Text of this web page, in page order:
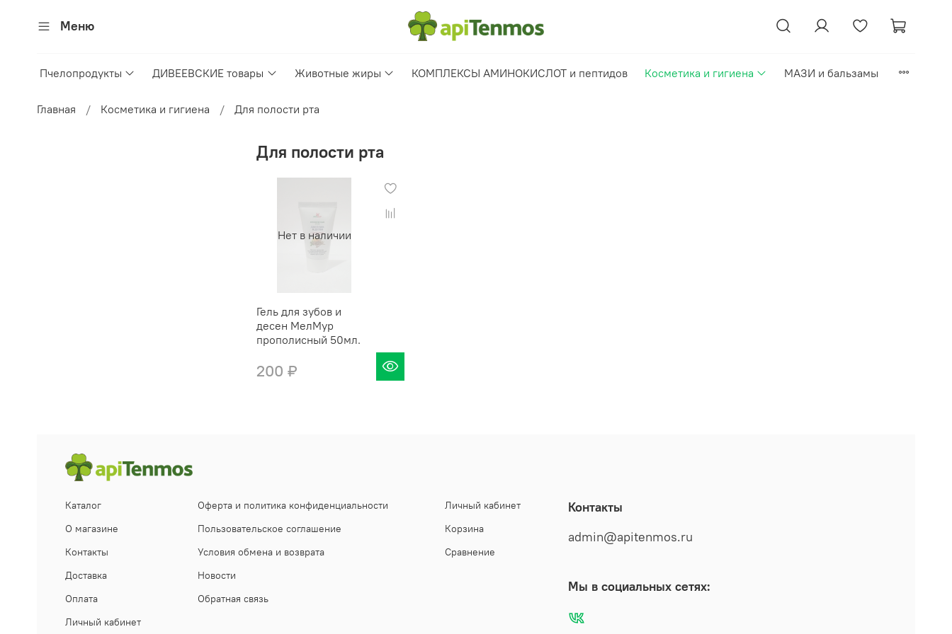
Меню
Пчелопродукты ДИВЕЕВСКИЕ товары Животные жиры КОМПЛЕКСЫ АМИНОКИСЛОТ и пептидов Косметика и гигиена МАЗИ и бальзамы
Главная Косметика и гигиена Для полости рта
Для полости рта
Нет в наличии
Гель для зубов и
десен МелМур
прополисный 50мл.
200 ₽
Каталог
О магазине
Контакты
Доставка
Оплата
Личный кабинет
Оферта и политика конфиденциальности
Пользовательское соглашение
Условия обмена и возврата
Новости
Обратная связь
Личный кабинет
Корзина
Сравнение
Контакты
admin@apitenmos.ru
Мы в социальных сетях: